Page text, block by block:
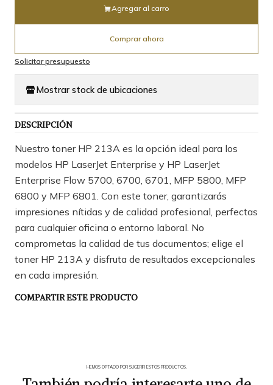
Agregar al carro
Comprar ahora
Solicitar presupuesto
Mostrar stock de ubicaciones
DESCRIPCIÓN
Nuestro toner HP 213A es la opción ideal para los
modelos HP LaserJet Enterprise y HP LaserJet
Enterprise Flow 5700, 6700, 6701, MFP 5800, MFP
6800 y MFP 6801. Con este toner, garantizarás
impresiones nítidas y de calidad profesional, perfectas
para cualquier oficina o entorno laboral. No
comprometas la calidad de tus documentos; elige el
toner HP 213A y disfruta de resultados excepcionales
en cada impresión.
COMPARTIR ESTE PRODUCTO
HEMOS OPTADO POR SUGERIR ESTOS PRODUCTOS.